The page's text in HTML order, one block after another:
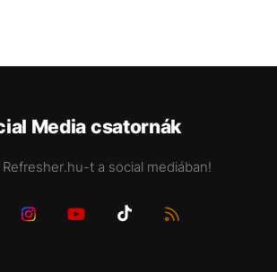
Media csatornák
t a social mediában!